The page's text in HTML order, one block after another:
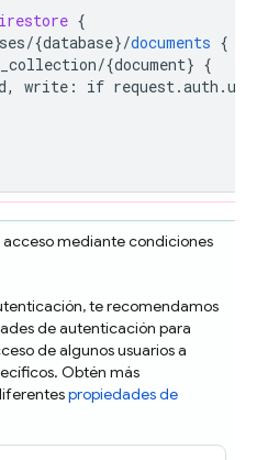
{
{database}/documents {
{document} {
write : if request.auth .uid
acceso mediante condiciones
te recomendamos
de autenticación para
de algunos usuarios a
Obtén más
propiedades de